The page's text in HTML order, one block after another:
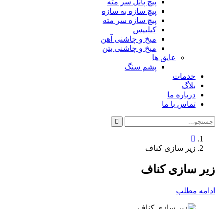
پیچ پانل سر مته
پیچ سازه به سازه
پیچ سازه سر مته
کیلیپس
میخ و چاشنی آهن
میخ و چاشنی بتن
عایق ها
پشم سنگ
خدمات
بلاگ
درباره ما
تماس با ما
زیر سازی کناف
زیر سازی کناف
ادامه مطلب